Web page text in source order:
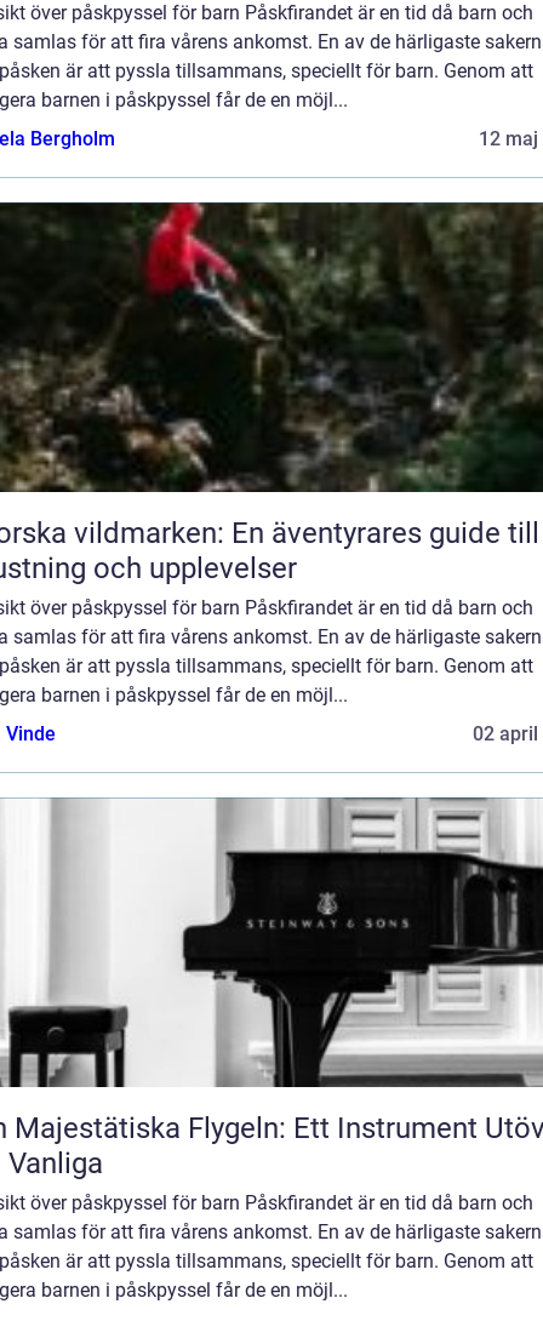
över påskpyssel för barn Påskfirandet är en tid då barn och
samlas för att fira vårens ankomst. En av de härligaste
är att pyssla tillsammans, speciellt för barn. Genom att
barnen i påskpyssel får de en möjl...
Bergholm
12 maj
vildmarken: En äventyrares guide till
och upplevelser
över påskpyssel för barn Påskfirandet är en tid då barn och
samlas för att fira vårens ankomst. En av de härligaste
är att pyssla tillsammans, speciellt för barn. Genom att
barnen i påskpyssel får de en möjl...
Vinde
02 april
Majestätiska Flygeln: Ett Instrument
Vanliga
över påskpyssel för barn Påskfirandet är en tid då barn och
samlas för att fira vårens ankomst. En av de härligaste
är att pyssla tillsammans, speciellt för barn. Genom att
barnen i påskpyssel får de en möjl...